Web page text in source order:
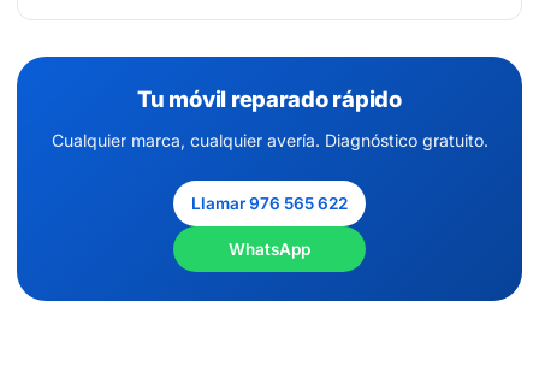
Tu móvil reparado rápido
Cualquier marca, cualquier avería. Diagnóstico gratuito.
Llamar 976 565 622
WhatsApp